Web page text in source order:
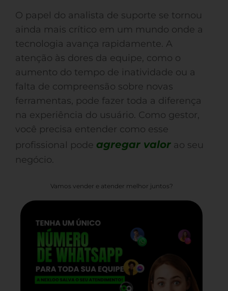
O papel do analista de suporte se tornou
ainda mais crítico em um mundo onde a
tecnologia avança rapidamente. A
atenção às dores da equipe, como o
aumento do tempo de inatividade ou a
falta de compreensão sobre novas
ferramentas, pode fazer toda a diferença
na experiência do usuário. Como gestor,
você precisa entender como esse
profissional pode agregar valor ao seu
negócio.
Vamos vender e atender melhor juntos?